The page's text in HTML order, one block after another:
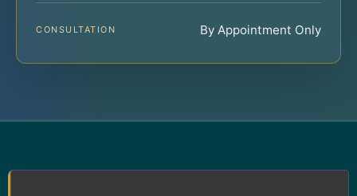
CONSULTATION By Appointment Only